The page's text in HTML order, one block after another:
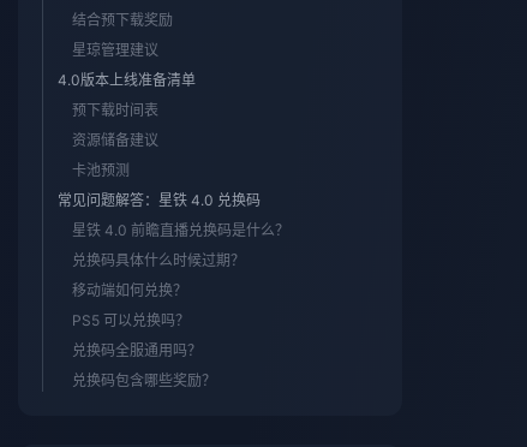
结合预下载奖励
星琼管理建议
4.0版本上线准备清单
预下载时间表
资源储备建议
卡池预测
常见问题解答：星铁 4.0 兑换码
星铁 4.0 前瞻直播兑换码是什么？
兑换码具体什么时候过期？
移动端如何兑换？
PS5 可以兑换吗？
兑换码全服通用吗？
兑换码包含哪些奖励？